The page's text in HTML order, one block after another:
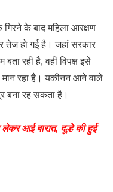
के बाद महिला आरक्षण
तेज हो गई है। जहां सरकार
रही है, वहीं विपक्ष इसे
रहा है। यकीनन आने वाले
बना रह सकता है।
लेकर आई बारात, दूल्हे की हुई